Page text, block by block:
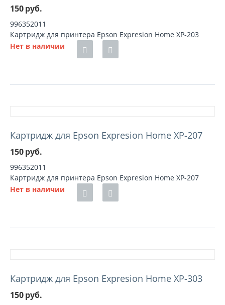
150руб.
996352011
Картридж для принтера Epson Expresion Home XP-203
Нет в наличии
Картридж для Epson Expresion Home XP-207
150руб.
996352011
Картридж для принтера Epson Expresion Home XP-207
Нет в наличии
Картридж для Epson Expresion Home XP-303
150руб.